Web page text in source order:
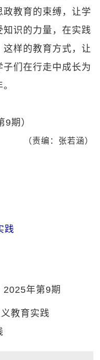
教育的束缚，让学
识的力量，在实践
样的教育方式，让
们在行走中成长为
9期）
（责编：张若涵）
践
2025年第9期
教育实践